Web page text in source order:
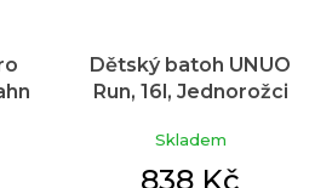
Dětský batoh UNUO
Run, 16l, Jednorožci
Skladem
838 Kč